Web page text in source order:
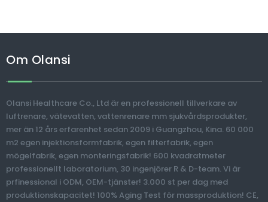
Om Olansi
Olansi Healthcare Co., Ltd är en professionell tillverkare av
luftrenare, vätevatten, vattenrenare mm sjukvårdsprodukter,
mer än 12 års erfarenhet sedan 2009 i Guangzhou, Kina. 60 000
m2 egen injektionsformfabrik, egen filterfabrik, egen
mögelfabrik, egen monteringsfabrik! 600 kvadratmeter
professionellt laboratorium, 30 ingenjörer R & D-team. Vi är
prfinessional i ODM, OEM-tjänster! 3.000 st per dag med
produktionskapacitet! 100% Aging Test för massproduktion! CE,